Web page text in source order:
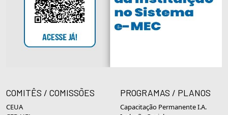
COMITÊS / COMISSÕES
CEUA
PROGRAMAS / PLANOS
Capacitação Permanente I.A.